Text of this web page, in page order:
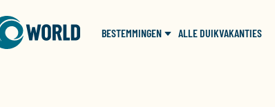
BESTEMMINGEN ALLE DUIKVAKANTIES